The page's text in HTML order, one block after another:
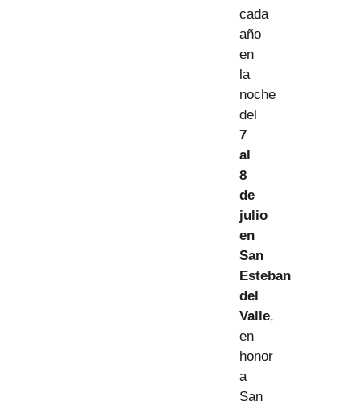
cada
año
en
la
noche
del
7
al
8
de
julio
en
San
Esteban
del
Valle,
en
honor
a
San